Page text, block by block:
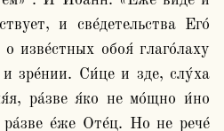
и све́детельства Его́
изве́стных обоя́ глаго́лаху
зре́нии. Си́це и зде, слу́ха
ра́зве я́ко не мо́щно и́но
ра́зве е́же Оте́ц. Но не рече́